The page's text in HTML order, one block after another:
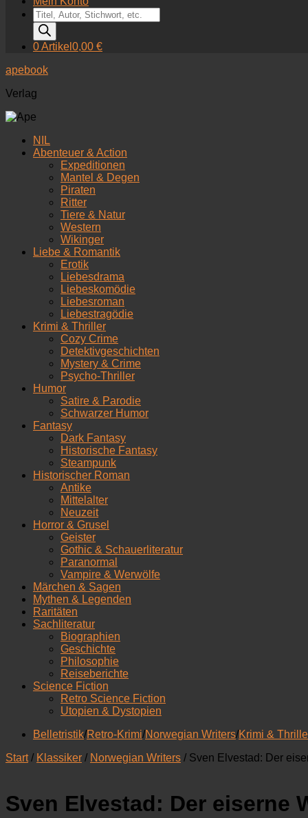
Products
search
0 Artikel 0,00 €
apebook
Verlag
NIL
Abenteuer & Action
Expeditionen
Mantel & Degen
Piraten
Ritter
Tiere & Natur
Western
Wikinger
Liebe & Romantik
Erotik
Liebesdrama
Liebeskomödie
Liebesroman
Liebestragödie
Krimi & Thriller
Cozy Crime
Detektivgeschichten
Mystery & Crime
Psycho-Thriller
Humor
Satire & Parodie
Schwarzer Humor
Fantasy
Dark Fantasy
Historische Fantasy
Steampunk
Historischer Roman
Antike
Mittelalter
Neuzeit
Horror & Grusel
Geister
Gothic & Schauerliteratur
Paranormal
Vampire & Werwölfe
Märchen & Sagen
Mythen & Legenden
Raritäten
Sachliteratur
Biographien
Geschichte
Philosophie
Reiseberichte
Science Fiction
Retro Science Fiction
Utopien & Dystopien
Belletristik/Retro-Krimi/Norwegian Writers/Krimi &
Start/ Klassiker / Norwegian Writers / Sven Elvestad: Der
Sven Elvestad: Der eiserne